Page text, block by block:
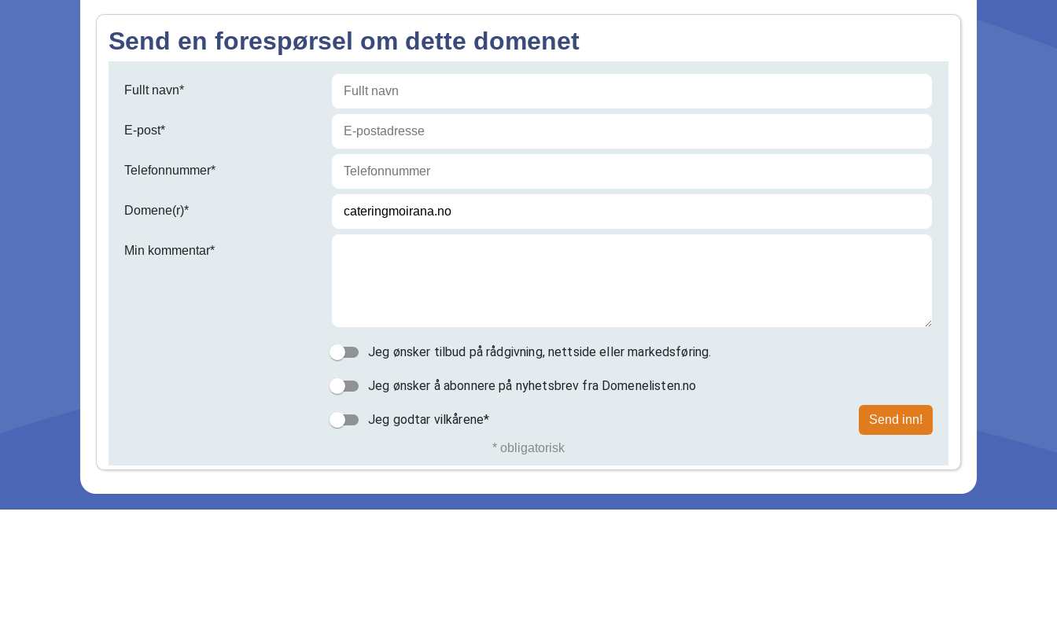
Send en forespørsel om dette domenet
Fullt navn*
E-post*
Telefonnummer*
Domene(r)*
Min kommentar*
Jeg ønsker tilbud på rådgivning, nettside eller markedsføring.
Jeg ønsker å abonnere på nyhetsbrev fra Domenelisten.no
Jeg godtar vilkårene* Send inn!
* obligatorisk